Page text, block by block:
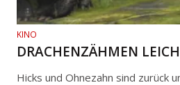
KINO
DRACHENZÄHMEN
Hicks und Ohnezahn sind zurück